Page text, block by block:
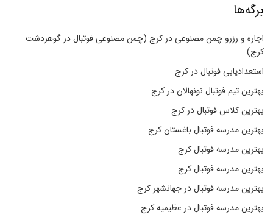
برگه‌ها
اجاره و رزرو چمن مصنوعی در کرج (چمن مصنوعی فوتبال در گوهردشت
کرج)
استعدادیابی فوتبال در کرج
بهترین تیم فوتبال نونهالان در کرج
بهترین کلاس فوتبال در کرج
بهترین مدرسه فوتبال باغستان کرج
بهترین مدرسه فوتبال کرج
بهترین مدرسه فوتبال کرج
بهترین مدرسه فوتبال در جهانشهر کرج
بهترین مدرسه فوتبال در عظیمیه کرج